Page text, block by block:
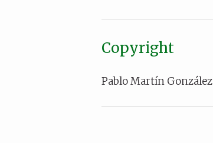
Copyright
Pablo Martín González